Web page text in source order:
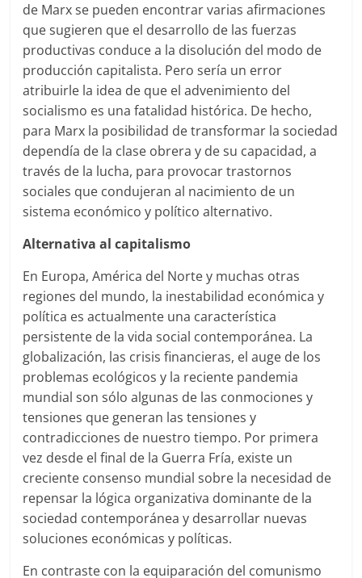
de Marx se pueden encontrar varias afirmaciones
que sugieren que el desarrollo de las fuerzas
productivas conduce a la disolución del modo de
producción capitalista. Pero sería un error
atribuirle la idea de que el advenimiento del
socialismo es una fatalidad histórica. De hecho,
para Marx la posibilidad de transformar la sociedad
dependía de la clase obrera y de su capacidad, a
través de la lucha, para provocar trastornos
sociales que condujeran al nacimiento de un
sistema económico y político alternativo.
Alternativa al capitalismo
En Europa, América del Norte y muchas otras
regiones del mundo, la inestabilidad económica y
política es actualmente una característica
persistente de la vida social contemporánea. La
globalización, las crisis financieras, el auge de los
problemas ecológicos y la reciente pandemia
mundial son sólo algunas de las conmociones y
tensiones que generan las tensiones y
contradicciones de nuestro tiempo. Por primera
vez desde el final de la Guerra Fría, existe un
creciente consenso mundial sobre la necesidad de
repensar la lógica organizativa dominante de la
sociedad contemporánea y desarrollar nuevas
soluciones económicas y políticas.
En contraste con la equiparación del comunismo